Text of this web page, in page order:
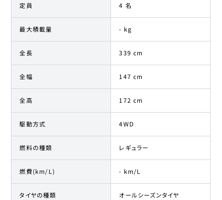
定員 4 名
最大積載量 - kg
全長 339 cm
全幅 147 cm
全高 172 cm
駆動方式 4WD
燃料の種類 レギュラー
燃費(km/L) - km/L
タイヤの種類 オールシーズンタイヤ